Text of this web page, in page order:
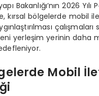
Bakanlığı’nın 2026
kırsal bölgelerde mobil
çalışmaları
yerleşim yerinin daha
Mobil